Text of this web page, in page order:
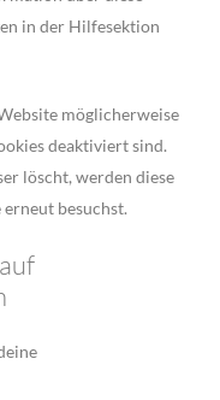
in der Hilfesektion
möglicherweise
deaktiviert sind.
löscht, werden diese
besuchst.